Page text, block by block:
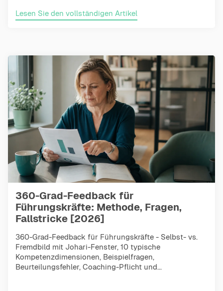
Lesen Sie den vollständigen Artikel
360-Grad-Feedback für
Führungskräfte: Methode, Fragen,
Fallstricke [2026]
360-Grad-Feedback für Führungskräfte - Selbst- vs.
Fremdbild mit Johari-Fenster, 10 typische
Kompetenzdimensionen, Beispielfragen,
Beurteilungsfehler, Coaching-Pflicht und...